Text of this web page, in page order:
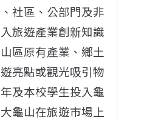
社區、公部門及非
旅遊產業創新知識
區原有產業、鄉土
亮點或觀光吸引物
及本校學生投入龜
龜山在旅遊市場上